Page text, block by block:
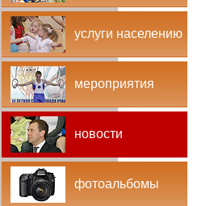
услуги населению
мероприятия
новости
фотоальбомы